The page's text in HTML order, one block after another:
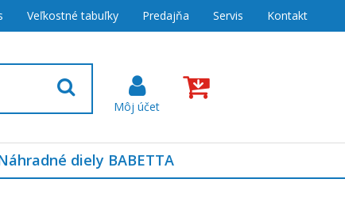
Veľkostné tabuľky Predajňa Servis Kontakt
diely BABETTA